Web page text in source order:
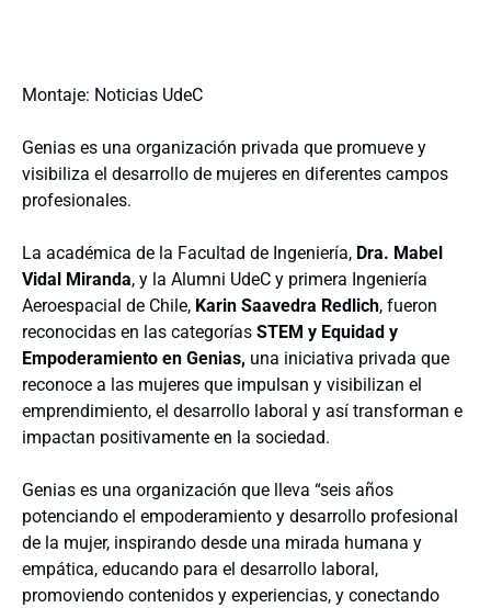
Montaje: Noticias UdeC
Genias es una organización privada que promueve y
visibiliza el desarrollo de mujeres en diferentes campos
profesionales.
La académica de la Facultad de Ingeniería, Dra. Mabel
Vidal Miranda, y la Alumni UdeC y primera Ingeniería
Aeroespacial de Chile, Karin Saavedra Redlich, fueron
reconocidas en las categorías STEM y Equidad y
Empoderamiento en Genias, una iniciativa privada que
reconoce a las mujeres que impulsan y visibilizan el
emprendimiento, el desarrollo laboral y así transforman e
impactan positivamente en la sociedad.
Genias es una organización que lleva “seis años
potenciando el empoderamiento y desarrollo profesional
de la mujer, inspirando desde una mirada humana y
empática, educando para el desarrollo laboral,
promoviendo contenidos y experiencias, y conectando